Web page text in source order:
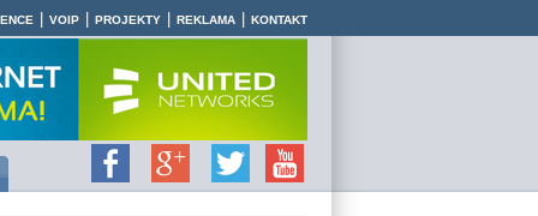
VOIP PROJEKTY REKLAMA KONTAKT